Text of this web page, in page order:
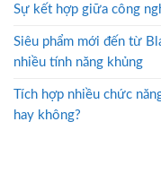
Sự kết hợp giữa công
Siêu phẩm mới đến từ
nhiều tính năng khủng
Tích hợp nhiều chức
hay không?